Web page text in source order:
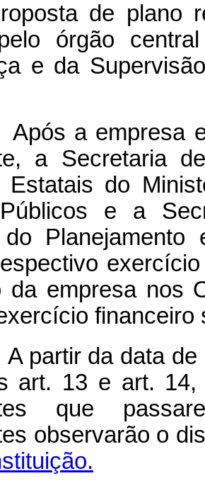
de plano
órgão
e da
a empresa
a Secretaria
Estatais do
e a
do
da empresa nos
financeiro
partir da data
art. 13 e art.
que
observarão o